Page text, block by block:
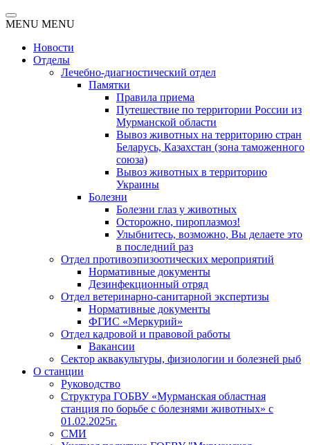
MENU MENU
Новости
Отделы
Лечебно-диагностический отдел
Памятки
Правила приема
Путешествие по территории России из
Мурманской области
Вывоз животных на территорию стран
Беларусь, Казахстан (зона таможенного
союза)
Вывоз животных в территорию
Украины
Болезни
Болезни глаз у животных
Осторожно, пироплазмоз!
Улыбнитесь, возможно, Вы делаете это
в последний раз
Отдел противоэпизоотических мероприятий
Нормативные документы
Дезинфекционный отряд
Отдел ветеринарно-санитарной экспертизы
Нормативные документы
ФГИС «Меркурий»
Отдел кадровой и правовой работы
Вакансии
Сектор аквакультуры, физиологии и болезней рыб
О станции
Руководство
Структура ГОБВУ «Мурманская областная
станция по борьбе с болезнями животных» c
01.02.2025г.
СМИ